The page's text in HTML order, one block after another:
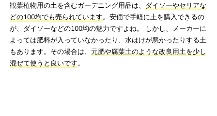
観葉植物用の土を含むガーデニング用品は、 ダイソーやセリアな
どの100均でも売られています。安価で手軽に土を購入できるの
が、ダイソーなどの100均の魅力ですよね。 しかし、メーカーに
よっては肥料が入っていなかったり、水はけが悪かったりする土
もあります。その場合は、 元肥や腐葉土のような改良用土を少し
混ぜて使うと良いです。